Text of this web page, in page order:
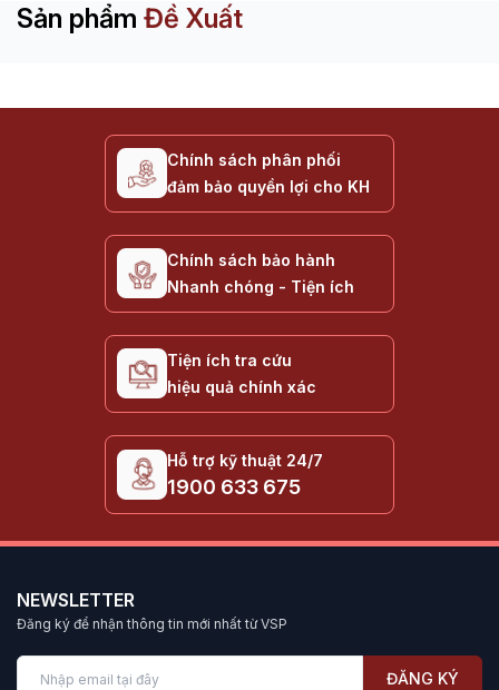
Sản phẩm Đề Xuất
Chính sách phân phối
đảm bảo quyền lợi cho KH
Chính sách bảo hành
Nhanh chóng - Tiện ích
Tiện ích tra cứu
hiệu quả chính xác
Hỗ trợ kỹ thuật 24/7
1900 633 675
NEWSLETTER
Đăng ký để nhận thông tin mới nhất từ VSP
ĐĂNG KÝ